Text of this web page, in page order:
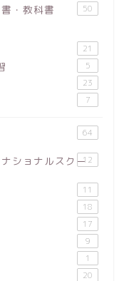
・教科書 50
21
5
23
7
64
ショナルスクー12
11
18
17
9
1
20